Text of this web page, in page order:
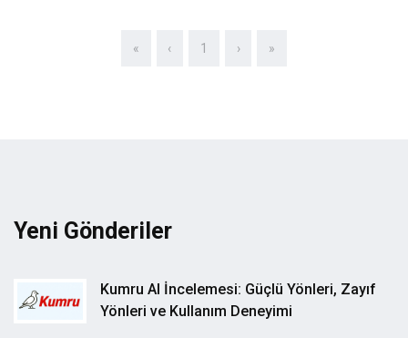
« ‹ 1 › »
Yeni Gönderiler
Kumru AI İncelemesi: Güçlü Yönleri, Zayıf
Yönleri ve Kullanım Deneyimi